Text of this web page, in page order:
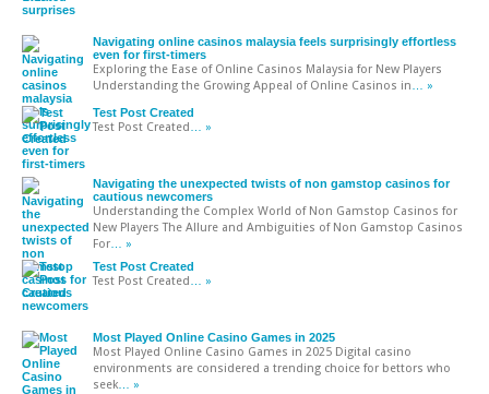
Navigating online casinos malaysia feels surprisingly effortless
even for first-timers
Exploring the Ease of Online Casinos Malaysia for New Players
Understanding the Growing Appeal of Online Casinos in … »
Test Post Created
Test Post Created … »
Navigating the unexpected twists of non gamstop casinos for
cautious newcomers
Understanding the Complex World of Non Gamstop Casinos for
New Players The Allure and Ambiguities of Non Gamstop Casinos
For … »
Test Post Created
Test Post Created … »
Most Played Online Casino Games in 2025
Most Played Online Casino Games in 2025 Digital casino
environments are considered a trending choice for bettors who
seek … »